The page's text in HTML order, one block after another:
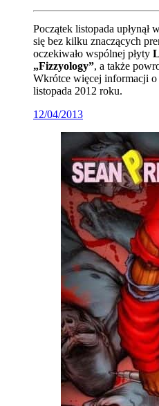
Początek listopada upłynął
się bez kilku znaczących
oczekiwało wspólnej płyty
„Fizzyology”, a także
Wkrótce więcej informacji o
listopada 2012 roku.
12/04/2013